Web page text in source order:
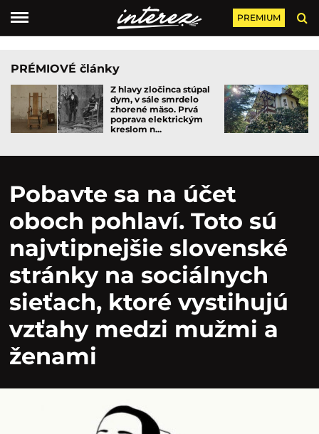
PREMIUM
PRÉMIOVÉ články
Z hlavy zločinca stúpal
dym, v sále smrdelo
zhorené mäso. Prvá
poprava elektrickým
kreslom n...
Pobavte sa na účet
oboch pohlaví. Toto sú
najvtipnejšie slovenské
stránky na sociálnych
sieťach, ktoré vystihujú
vzťahy medzi mužmi a
ženami